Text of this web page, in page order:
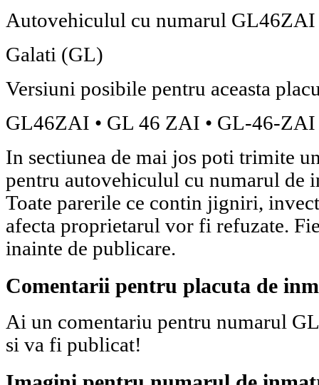
Autovehiculul cu numarul GL46ZAI
Galati (GL)
Versiuni posibile pentru aceasta
GL46ZAI • GL 46 ZAI • GL-46-ZAI
In sectiunea de mai jos poti trimite
pentru autovehiculul cu numarul de
Toate parerile ce contin jigniri,
afecta proprietarul vor fi refuzate.
inainte de publicare.
Comentarii pentru placuta de
Ai un comentariu pentru numarul
si va fi publicat!